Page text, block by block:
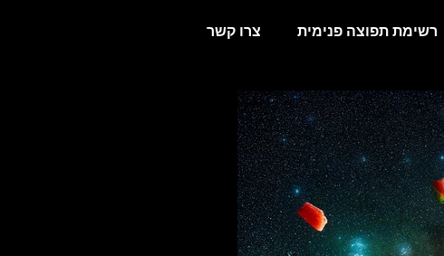
רשימת תפוצה פנימית צרו קשר